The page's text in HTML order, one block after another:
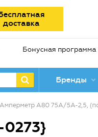
доставка
Бонусная программа
Бренды
Амперметр А80 75А/5А-2,5,